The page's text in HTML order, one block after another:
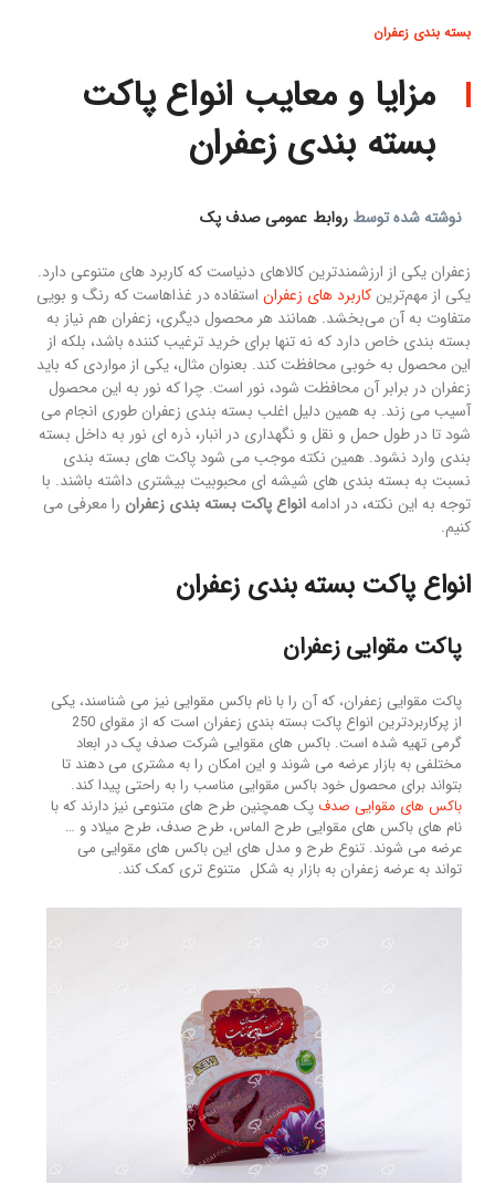
بسته بندی زعفران
مزایا و معایب انواع پاکت
بسته بندی زعفران
نوشته شده توسطروابط عمومی صدف پک
زعفران یکی از ارزشمندترین کالاهای دنیاست که کاربرد های متنوعی دارد.
یکی از مهم‌ترینکاربرد های زعفران استفاده در غذاهاست که رنگ و بویی
متفاوت به آن می‌بخشد. همانند هر محصول دیگری، زعفران هم نیاز به
بسته بندی خاص دارد که نه تنها برای خرید ترغیب کننده باشد، بلکه از
این محصول به خوبی محافظت کند. بعنوان مثال، یکی از مواردی که باید
زعفران در برابر آن محافظت شود، نور است. چرا که نور به این محصول
آسیب می زند. به همین دلیل اغلب بسته بندی زعفران طوری انجام می
شود تا در طول حمل و نقل و نگهداری در انبار، ذره ای نور به داخل بسته
بندی وارد نشود. همین نکته موجب می شود پاکت های بسته بندی
نسبت به بسته بندی های شیشه ای محبوبیت بیشتری داشته باشند. با
توجه به این نکته، در ادامهانواع پاکت بسته بندی زعفران را معرفی می
کنیم.
انواع پاکت بسته بندی زعفران
پاکت مقوایی زعفران
پاکت مقوایی زعفران، که آن را با نام باکس مقوایی نیز می شناسند، یکی
از پرکاربردترین انواع پاکت بسته بندی زعفران است که از مقوای 250
گرمی تهیه شده است. باکس های مقوایی شرکت صدف پک در ابعاد
مختلفی به بازار عرضه می شوند و این امکان را به مشتری می دهند تا
بتواند برای محصول خود باکس مقوایی مناسب را به راحتی پیدا کند.
باکس های مقوایی صدفپک همچنین طرح های متنوعی نیز دارند که با
نام های باکس های مقوایی طرح الماس، طرح صدف، طرح میلاد و …
عرضه می شوند. تنوع طرح و مدل های این باکس های مقوایی می
تواند به عرضه زعفران به بازار به شکل متنوع تری کمک کند.